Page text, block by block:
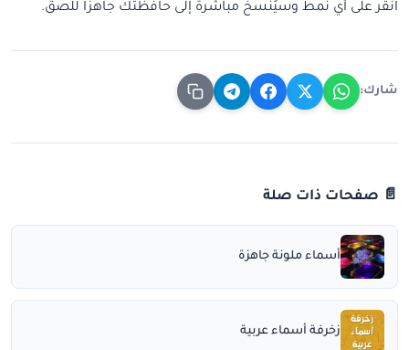
انقر على أي نمط وسيُنسخ مباشرة إلى حافظتك جاهزاً للصق.
شارك:
📄 صفحات ذات صلة
أسماء ملونة جاهزة
زخرفة أسماء عربية